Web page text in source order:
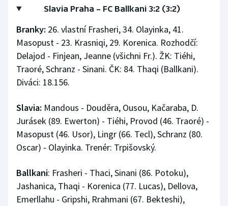
Slavia Praha – FC Ballkani 3:2 (3:2)
Branky: 26. vlastní Frasheri, 34. Olayinka, 41.
Masopust - 23. Krasniqi, 29. Korenica. Rozhodčí:
Delajod - Finjean, Jeanne (všichni Fr.). ŽK: Tiéhi,
Traoré, Schranz - Sinani. ČK: 84. Thaqi (Ballkani).
Diváci: 18.156.
Slavia: Mandous - Douděra, Ousou, Kačaraba, D.
Jurásek (89. Ewerton) - Tiéhi, Provod (46. Traoré) -
Masopust (46. Usor), Lingr (66. Tecl), Schranz (80.
Oscar) - Olayinka. Trenér: Trpišovský.
Ballkani: Frasheri - Thaci, Sinani (86. Potoku),
Jashanica, Thaqi - Korenica (77. Lucas), Dellova,
Emerllahu - Gripshi, Rrahmani (67. Bekteshi),